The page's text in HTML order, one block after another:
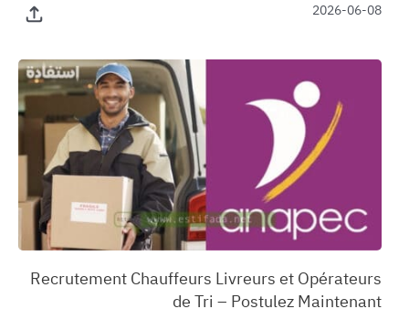
2026-06-08
‏Recrutement Chauffeurs Livreurs et Opérateurs
de Tri – Postulez Maintenant